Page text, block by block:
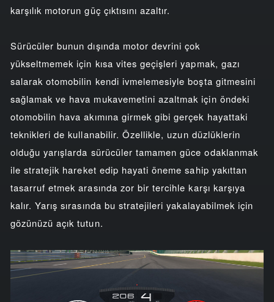
karşılık motorun güç çıktısını azaltır.
Sürücüler bunun dışında motor devrini çok
yükseltmemek için kısa vites geçişleri yapmak, gazı
salarak otomobilin kendi ivmelemesiyle boşta gitmesini
sağlamak ve hava mukavemetini azaltmak için öndeki
otomobilin hava akımına girmek gibi gerçek hayattaki
teknikleri de kullanabilir. Özellikle, uzun düzlüklerin
olduğu yarışlarda sürücüler tamamen güce odaklanmak
ile stratejik hareket edip hayati öneme sahip yakıttan
tasarruf etmek arasında zor bir tercihle karşı karşıya
kalır. Yarış sırasında bu stratejileri yakalayabilmek için
gözünüzü açık tutun.